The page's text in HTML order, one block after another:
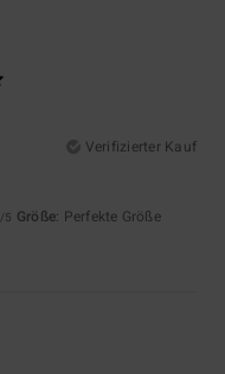
Verifizierter Kauf
/5 Größe: Perfekte Größe